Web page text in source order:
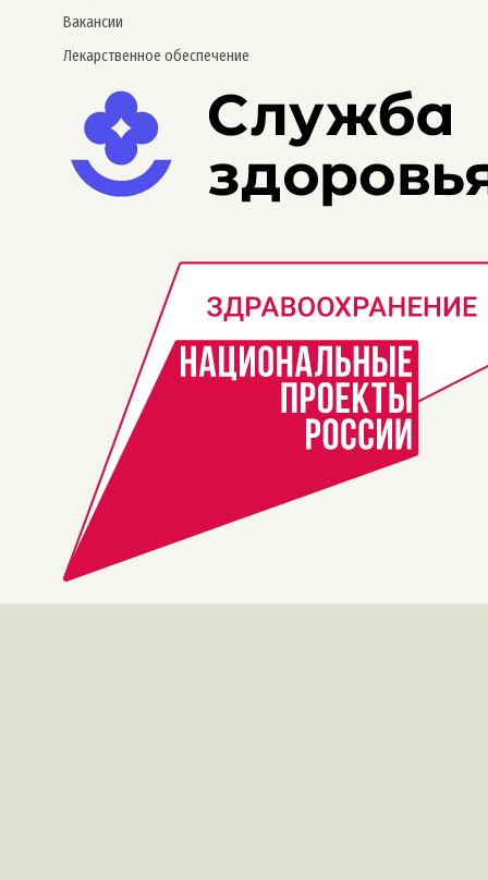
Вакансии
Лекарственное обеспечение